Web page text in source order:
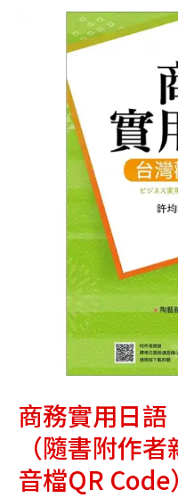
商務實用日語
（隨書附作
音檔QR Code）